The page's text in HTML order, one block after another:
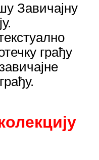
Завичајну
грађу